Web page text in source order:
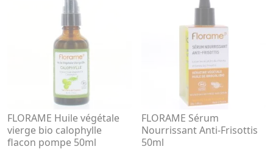
FLORAME Huile végétale
vierge bio calophylle
flacon pompe 50ml
FLORAME Sérum
Nourrissant Anti-Frisottis
50ml